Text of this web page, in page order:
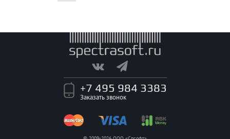
+7 495 984 3383
Заказать звонок